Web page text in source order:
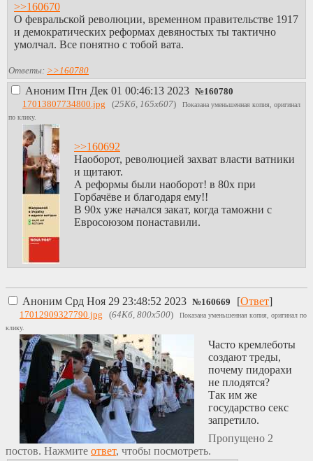
>>160670
О февральской революции, временном правительстве 1917
и демократических реформах девяностых ты тактично
умолчал. Все понятно с тобой вата.
Ответы: >>160780
Аноним Птн Дек 01 00:46:13 2023 №160780
17013807734800.jpg (25Кб, 165x607)
Показана уменьшенная копия, оригинал
по клику.
>>160692
Наоборот, революцией захват власти ватники
и щитают.
А реформы были наоборот! в 80х при
Горбачёве и благодаря ему!!
В 90х уже начался закат, когда таможни с
Евросоюзом понаставили.
Аноним Срд Ноя 29 23:48:52 2023 №160669 [Ответ]
17012909327790.jpg (64Кб, 800x500)
Показана уменьшенная копия, оригинал по
клику.
Часто кремлеботы
создают треды,
почему пидорахи
не плодятся?
Так им же
государство секс
запретило.
Пропущено 2
постов. Нажмите ответ, чтобы посмотреть.